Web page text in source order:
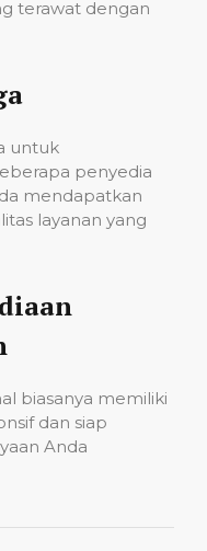
terawat dengan
untuk
penyedia
mendapatkan
layanan yang
biasanya memiliki
dan siap
Anda